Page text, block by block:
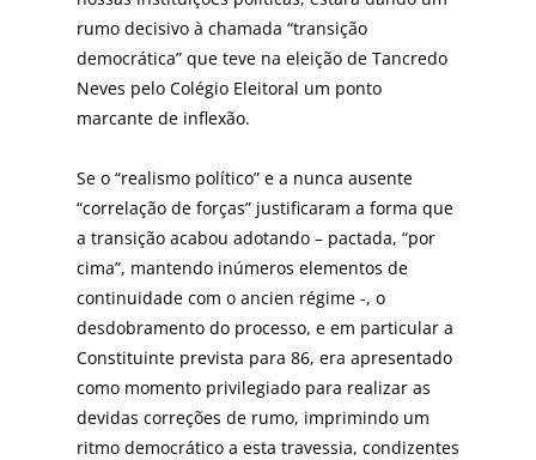
rumo decisivo à chamada “transição
democrática” que teve na eleição de Tancredo
Neves pelo Colégio Eleitoral um ponto
marcante de inflexão.
Se o “realismo político” e a nunca ausente
“correlação de forças” justificaram a forma que
a transição acabou adotando – pactada, “por
cima”, mantendo inúmeros elementos de
continuidade com o ancien régime -, o
desdobramento do processo, e em particular a
Constituinte prevista para 86, era apresentado
como momento privilegiado para realizar as
devidas correções de rumo, imprimindo um
ritmo democrático a esta travessia, condizentes